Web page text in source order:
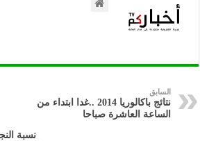
السابق
نتائج باكالوريا 2014 ..غدا ابتداء من
الساعة العاشرة صباحا
نسبة